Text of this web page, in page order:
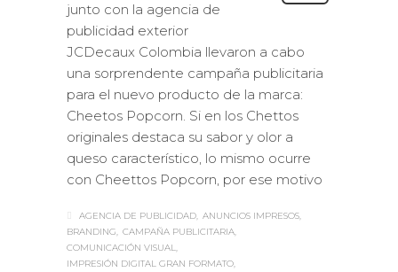
junto con la agencia de
publicidad exterior
JCDecaux Colombia llevaron a cabo
una sorprendente campaña publicitaria
para el nuevo producto de la marca:
Cheetos Popcorn. Si en los Chettos
originales destaca su sabor y olor a
queso característico, lo mismo ocurre
con Cheettos Popcorn, por ese motivo
AGENCIA DE PUBLICIDAD ANUNCIOS IMPRESOS
BRANDING
CAMPAÑA PUBLICITARIA
COMUNICACIÓN VISUAL
IMPRESIÓN DIGITAL GRAN FORMATO